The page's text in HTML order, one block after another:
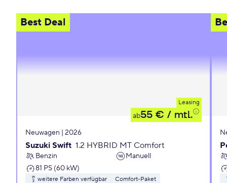
Best Deal
Leasing
ab55 € / mtl.
Neuwagen | 2026
Suzuki Swift 1.2 HYBRID MT Comfort
Benzin
Manuell
81 PS (60 kW)
weitere Farben verfügbar
Comfort-Paket